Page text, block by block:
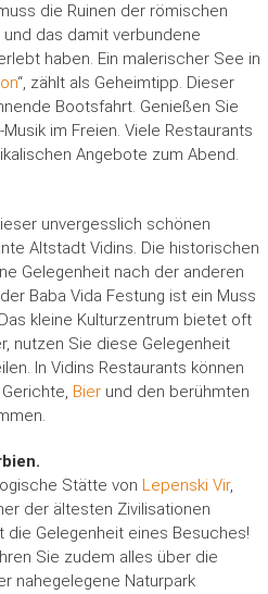
die Ruinen der römischen
das damit verbundene
haben. Ein malerischer See in
“, zählt als Geheimtipp. Dieser
Bootsfahrt. Genießen Sie
im Freien. Viele Restaurants
Angebote zum Abend.
unvergesslich schönen
Altstadt Vidins. Die historischen
Gelegenheit nach der anderen
Baba Vida Festung ist ein Muss
kleine Kulturzentrum bietet oft
nutzen Sie diese Gelegenheit
In Vidins Restaurants können
Bierund den berühmten
Stätte von Lepenski Vir,
der ältesten Zivilisationen
die Gelegenheit eines Besuches!
Sie zudem alles über die
nahegelegene Naturpark